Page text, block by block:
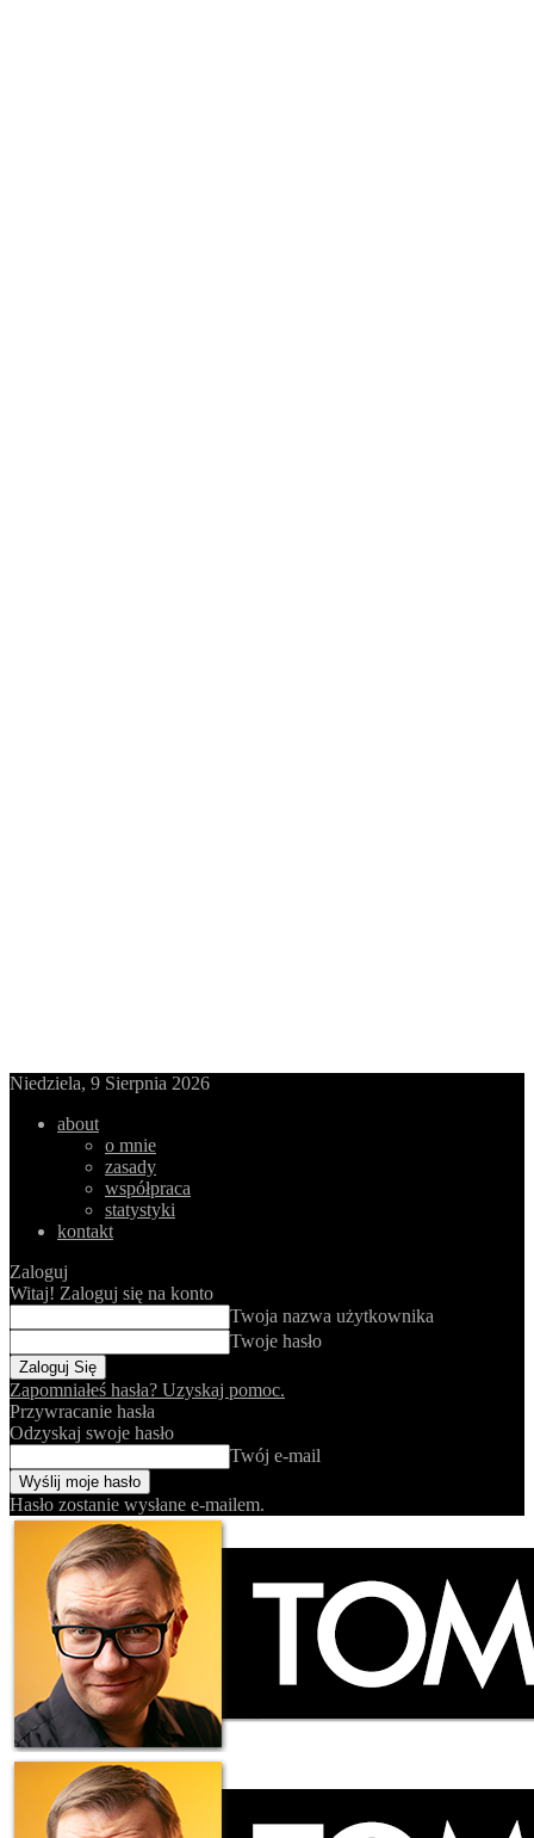
Niedziela, 9 Sierpnia 2026
about
o mnie
zasady
współpraca
statystyki
kontakt
Zaloguj
Witaj! Zaloguj się na konto
Twoja nazwa użytkownika
Twoje hasło
Zapomniałeś hasła? Uzyskaj pomoc.
Przywracanie hasła
Odzyskaj swoje hasło
Twój e-mail
Hasło zostanie wysłane e-mailem.